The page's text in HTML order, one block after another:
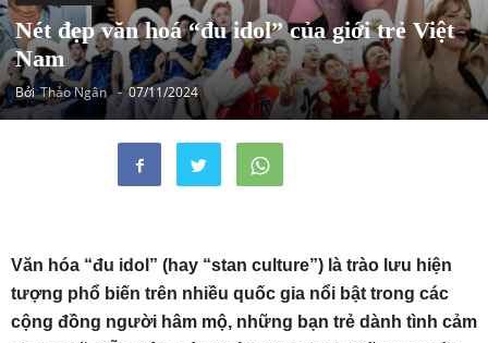
Nét đẹp văn hoá “đu idol” của giới trẻ Việt
Nam
BởiThảo Ngân - 07/11/2024
Văn hóa “đu idol” (hay “stan culture”) là trào lưu hiện
tượng phổ biến trên nhiều quốc gia nổi bật trong các
cộng đồng người hâm mộ, những bạn trẻ dành tình cảm